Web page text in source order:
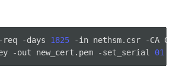
-req -days 1825 -in nethsm.csr -CA
-out new_cert.pem -set_serial 01